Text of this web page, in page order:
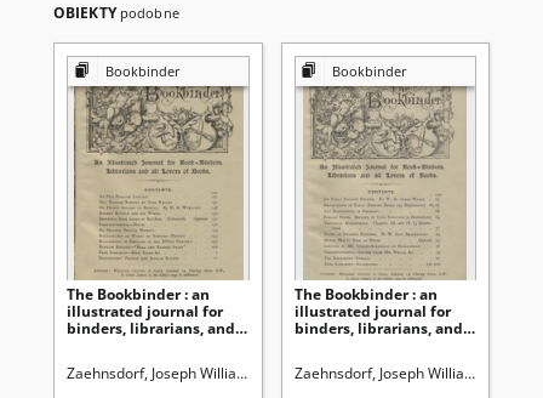
OBIEKTY podobne
Bookbinder
The Bookbinder : an
illustrated journal for
binders, librarians, and
Zaehnsdorf, Joseph William (1853-1930)
Bookbinder
The Bookbinder : an
illustrated journal for
binders, librarians, and
Zaehnsdorf, Joseph William (1853-